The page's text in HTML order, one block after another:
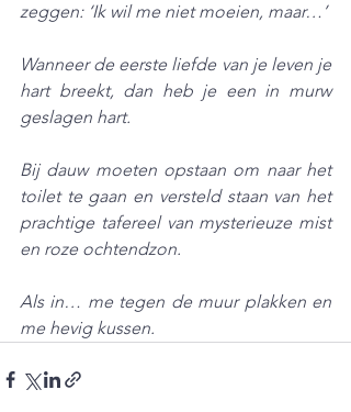
zeggen: ‘Ik wil me niet moeien, maar…’
Wanneer de eerste liefde van je leven je
hart breekt, dan heb je een in murw
geslagen hart.
Bij dauw moeten opstaan om naar het
toilet te gaan en versteld staan van het
prachtige tafereel van mysterieuze mist
en roze ochtendzon.
Als in… me tegen de muur plakken en
me hevig kussen.